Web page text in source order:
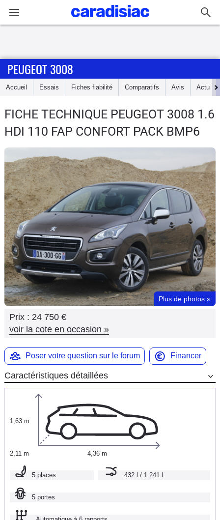
Accueil
Essais
Guide
d'achat
Electriques
Utilitaires
Flottes
Auto
Services
Forum
Moto
Marques
PEUGEOT 3008
Accueil Essais Fiches fiabilité Comparatifs Avis Actu
FICHE TECHNIQUE PEUGEOT 3008 1.6
HDI 110 FAP CONFORT PACK BMP6
Plus de photos »
Prix : 24 750 €
voir la cote en occasion »
Poser votre question sur le forum Financer
Caractéristiques détaillées
1,63 m
2,11 m 4,36 m
5 places 432 l / 1 241 l
5 portes